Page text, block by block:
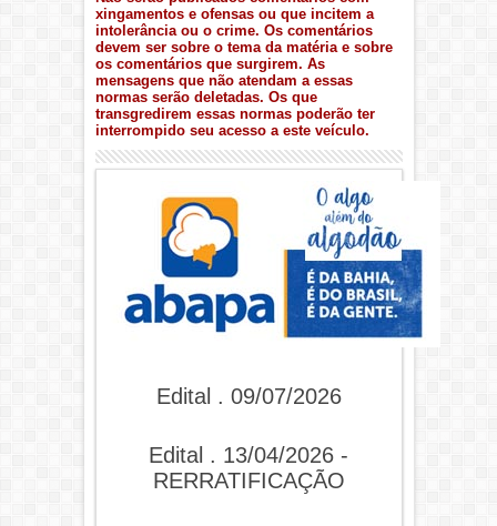
xingamentos e ofensas ou que incitem a
intolerância ou o crime. Os comentários
devem ser sobre o tema da matéria e sobre
os comentários que surgirem. As
mensagens que não atendam a essas
normas serão deletadas. Os que
transgredirem essas normas poderão ter
interrompido seu acesso a este veículo.
Edital . 09/07/2026
Edital . 13/04/2026 -
RERRATIFICAÇÃO